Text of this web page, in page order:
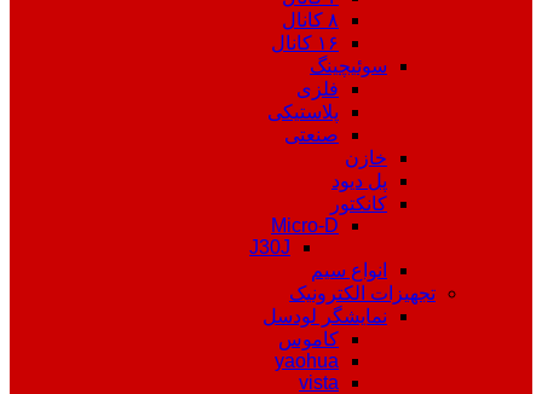
۸ کانال
۱۶ کانال
سوئیچینگ
فلزی
پلاستیکی
صنعتی
خازن
پل دیود
کانکتور
Micro-D
J30J
انواع سیم
تجهیزات الکترونیک
نمایشگر لودسل
کاموس
yaohua
vista